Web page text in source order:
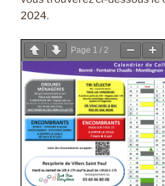
2024.
Page 1 / 2